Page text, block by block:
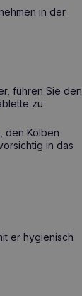
in der
führen Sie den
zu
den Kolben
in das
er hygienisch